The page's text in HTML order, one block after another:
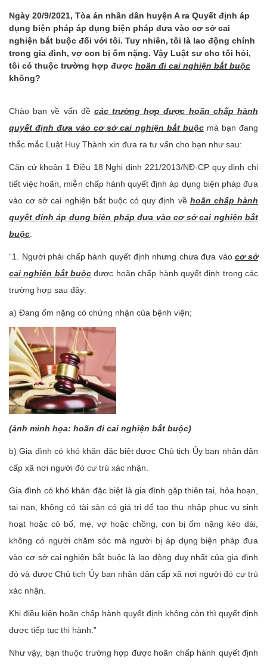
Ngày 20/9/2021, Tòa án nhân dân huyện A ra Quyết định áp
dụng biện pháp áp dụng biện pháp đưa vào cơ sở cai
nghiện bắt buộc đối với tôi. Tuy nhiên, tôi là lao động chính
trong gia đình, vợ con bị ốm nặng. Vậy Luật sư cho tôi hỏi,
tôi có thuộc trường hợp được hoãn đi cai nghiện bắt buộc
không?
Chào bạn về vấn đề các trường hợp được hoãn chấp hành
quyết định đưa vào cơ sở cai nghiện bắt buộcmà bạn đang
thắc mắc Luật Huy Thành xin đưa ra tư vấn cho bạn như sau:
Căn cứ khoản 1 Điều 18 Nghị định 221/2013/NĐ-CP quy định chi
tiết việc hoãn, miễn chấp hành quyết định áp dụng biện pháp đưa
vào cơ sở cai nghiện bắt buộc có quy định về hoãn chấp hành
quyết định áp dụng biện pháp đưa vào cơ sở cai nghiện bắt
buộc:
“1. Người phải chấp hành quyết định nhưng chưa đưa vàocơ sở
cai nghiện bắt buộc được hoãn chấp hành quyết định trong các
trường hợp sau đây:
a) Đang ốm nặng có chứng nhận của bệnh viện;
(ảnh minh họa: hoãn đi cai nghiện bắt buộc)
b) Gia đình có khó khăn đặc biệt được Chủ tịch Ủy ban nhân dân
cấp xã nơi người đó cư trú xác nhận.
Gia đình có khó khăn đặc biệt là gia đình gặp thiên tai, hỏa hoạn,
tai nạn, không có tài sản có giá trị để tạo thu nhập phục vụ sinh
hoạt hoặc có bố, mẹ, vợ hoặc chồng, con bị ốm nặng kéo dài,
không có người chăm sóc mà người bị áp dụng biện pháp đưa
vào cơ sở cai nghiện bắt buộc là lao động duy nhất của gia đình
đó và được Chủ tịch Ủy ban nhân dân cấp xã nơi người đó cư trú
xác nhận.
Khi điều kiện hoãn chấp hành quyết định không còn thì quyết định
được tiếp tục thi hành.”
Như vậy, bạn thuộc trường hợp được hoãn chấp hành quyết định